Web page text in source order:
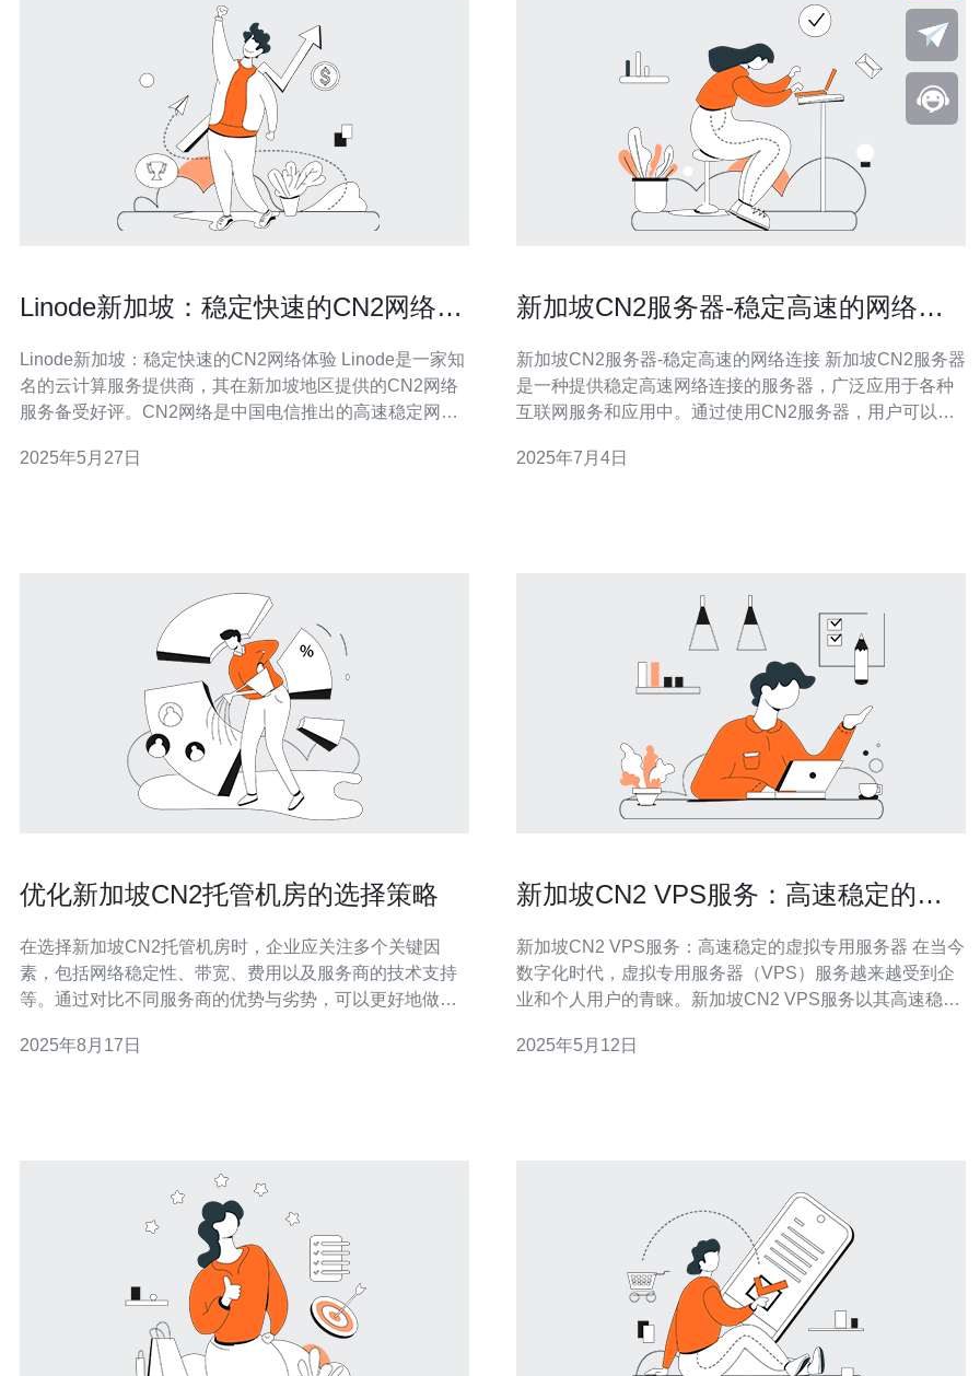
Linode新加坡：稳定快速的CN2网络体
Linode新加坡：稳定快速的CN2网络体验 Linode是一家知
名的云计算服务提供商，其在新加坡地区提供的CN2网络
服务备受好评。CN2网络是中国电信推出的高速稳定网
验。在Linode新加坡的服务器上使用CN2网络，用户可以
2025年5月27日
新加坡CN2服务器-稳定高速的网络连
新加坡CN2服务器-稳定高速的网络连接 新加坡CN2服务器
是一种提供稳定高速网络连接的服务器，广泛应用于各种
互联网服务和应用中。通过使用CN2服务器，用户可以获
的改善。 新加坡CN2服务器的主要优势在于其稳定性和高
2025年7月4日
优化新加坡CN2托管机房的选择策略
在选择新加坡CN2托管机房时，企业应关注多个关键因
素，包括网络稳定性、带宽、费用以及服务商的技术支持
等。通过对比不同服务商的优势与劣势，可以更好地做出
的技术支持，成为了值得信赖的合作伙伴。 网络稳定性是
2025年8月17日
新加坡CN2 VPS服务：高速稳定的虚
新加坡CN2 VPS服务：高速稳定的虚拟专用服务器 在当今
数字化时代，虚拟专用服务器（VPS）服务越来越受到企
业和个人用户的青睐。新加坡CN2 VPS服务以其高速稳定
络连接。 新加坡CN2 VPS服务采用最新的硬件设备和先进
2025年5月12日